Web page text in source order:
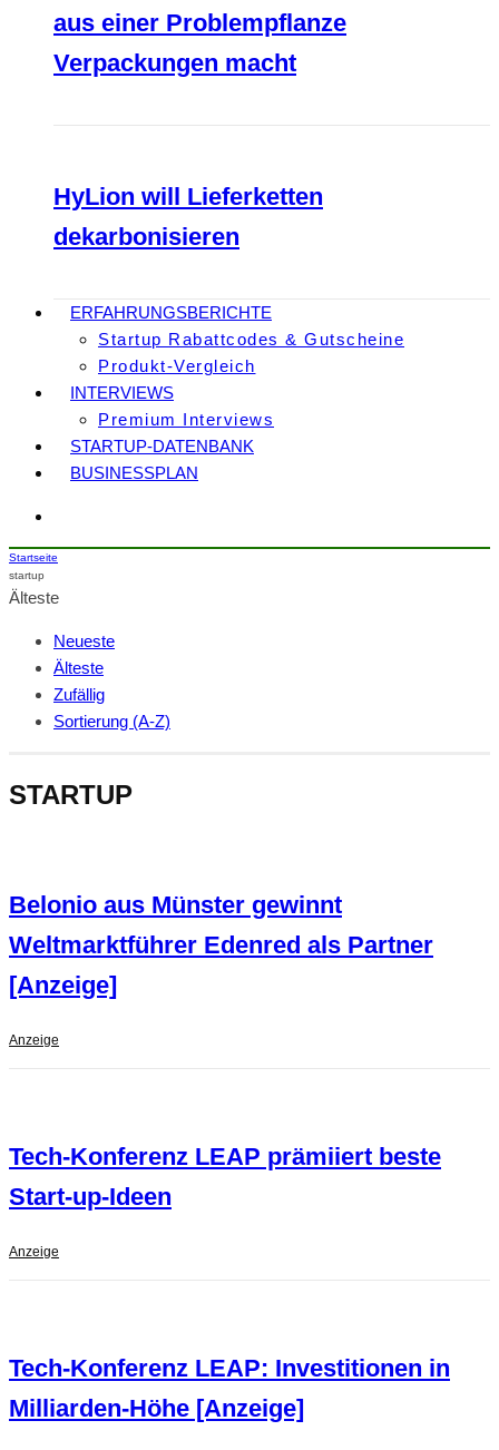
aus einer Problempflanze
Verpackungen macht
HyLion will Lieferketten
dekarbonisieren
ERFAHRUNGSBERICHTE
Startup Rabattcodes & Gutscheine
Produkt-Vergleich
INTERVIEWS
Premium Interviews
STARTUP-DATENBANK
BUSINESSPLAN
Startseite
startup
Älteste
Neueste
Älteste
Zufällig
Sortierung (A-Z)
STARTUP
Belonio aus Münster gewinnt
Weltmarktführer Edenred als Partner
[Anzeige]
Anzeige
Tech-Konferenz LEAP prämiiert beste
Start-up-Ideen
Anzeige
Tech-Konferenz LEAP: Investitionen in
Milliarden-Höhe [Anzeige]